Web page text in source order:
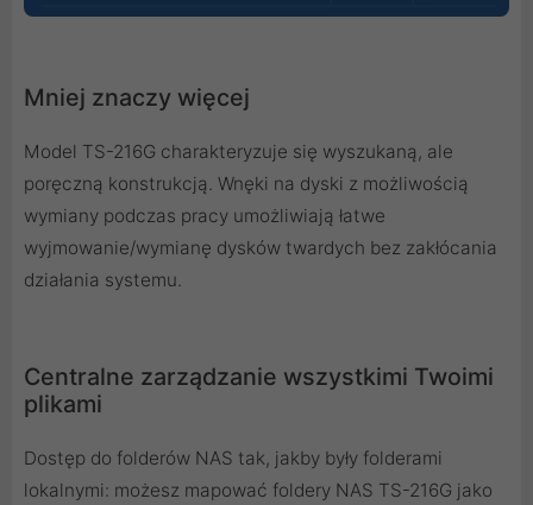
Mniej znaczy więcej
Model TS-216G charakteryzuje się wyszukaną, ale
poręczną konstrukcją. Wnęki na dyski z możliwością
wymiany podczas pracy umożliwiają łatwe
wyjmowanie/wymianę dysków twardych bez zakłócania
działania systemu.
Centralne zarządzanie wszystkimi Twoimi
plikami
Dostęp do folderów NAS tak, jakby były folderami
lokalnymi: możesz mapować foldery NAS TS-216G jako